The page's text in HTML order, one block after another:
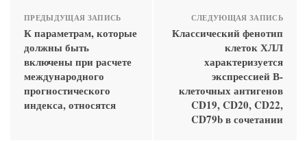
ПРЕДЫДУЩАЯ ЗАПИСЬ
К параметрам, которые
должны быть
включены при расчете
международного
прогностического
индекса, относятся
СЛЕДУЮЩАЯ ЗАПИСЬ
Классический фенотип
клеток ХЛЛ
характеризуется
экспрессией В-
клеточных антигенов
CD19, CD20, CD22,
CD79b в сочетании